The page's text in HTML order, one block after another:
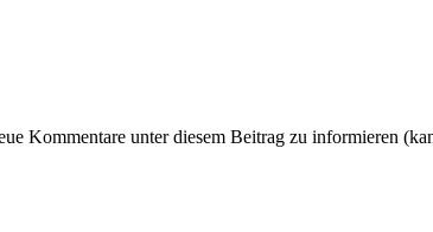
Kommentare unter diesem Beitrag zu informieren